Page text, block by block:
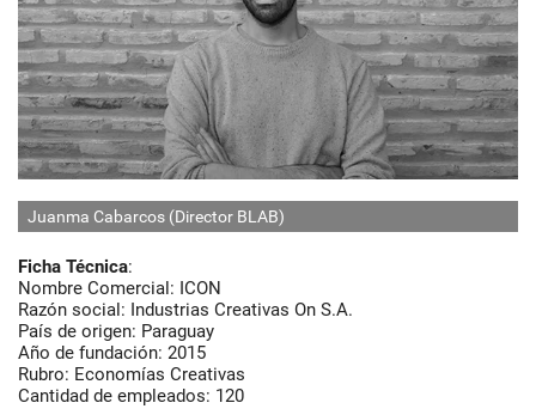
Juanma Cabarcos (Director BLAB)
Ficha Técnica:
Nombre Comercial: ICON
Razón social: Industrias Creativas On S.A.
País de origen: Paraguay
Año de fundación: 2015
Rubro: Economías Creativas
Cantidad de empleados: 120